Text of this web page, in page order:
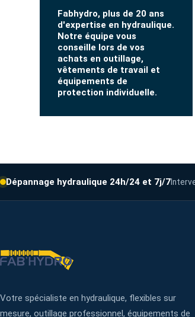
Fabhydro, plus de 20 ans
d'expertise en hydraulique.
Notre équipe vous
conseille lors de vos
achats en outillage,
vêtements de travail et
équipements de
protection individuelle.
Dépannage hydraulique 24h/24 et 7j/7
Votre spécialiste en hydraulique, flexibles sur
mesure, outillage professionnel, équipements de